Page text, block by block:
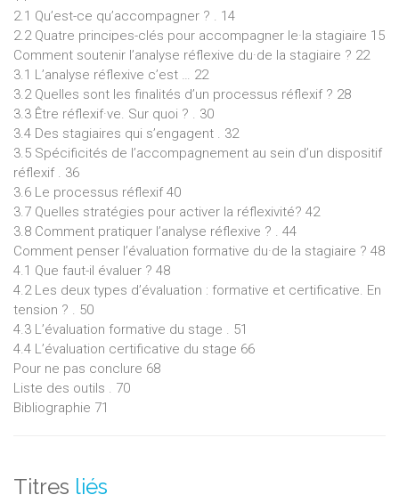
2.1 Qu’est-ce qu’accompagner ? . 14
2.2 Quatre principes-clés pour accompagner le·la stagiaire 15
Comment soutenir l’analyse réflexive du·de la stagiaire ? 22
3.1 L’analyse réflexive c’est … 22
3.2 Quelles sont les finalités d’un processus réflexif ? 28
3.3 Être réflexif·ve. Sur quoi ? . 30
3.4 Des stagiaires qui s’engagent . 32
3.5 Spécificités de l’accompagnement au sein d’un dispositif
réflexif . 36
3.6 Le processus réflexif 40
3.7 Quelles stratégies pour activer la réflexivité? 42
3.8 Comment pratiquer l’analyse réflexive ? . 44
Comment penser l’évaluation formative du·de la stagiaire ? 48
4.1 Que faut-il évaluer ? 48
4.2 Les deux types d’évaluation : formative et certificative. En
tension ? . 50
4.3 L’évaluation formative du stage . 51
4.4 L’évaluation certificative du stage 66
Pour ne pas conclure 68
Liste des outils . 70
Bibliographie 71
Titres liés